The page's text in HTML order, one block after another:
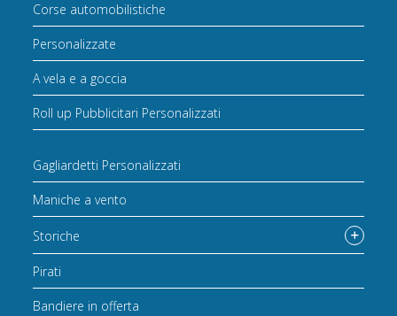
Corse automobilistiche
Personalizzate
A vela e a goccia
Roll up Pubblicitari Personalizzati
Gagliardetti Personalizzati
Maniche a vento
Storiche
Pirati
Bandiere in offerta